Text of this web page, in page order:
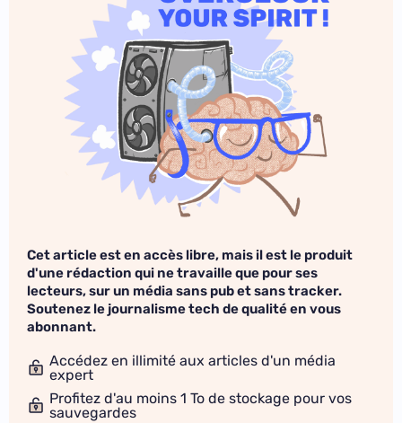
Cet article est en accès libre, mais il est le produit
d'une rédaction qui ne travaille que pour ses
lecteurs, sur un média sans pub et sans tracker.
Soutenez le journalisme tech de qualité en vous
abonnant.
Accédez en illimité aux articles d'un média
expert
Profitez d'au moins 1 To de stockage pour vos
sauvegardes